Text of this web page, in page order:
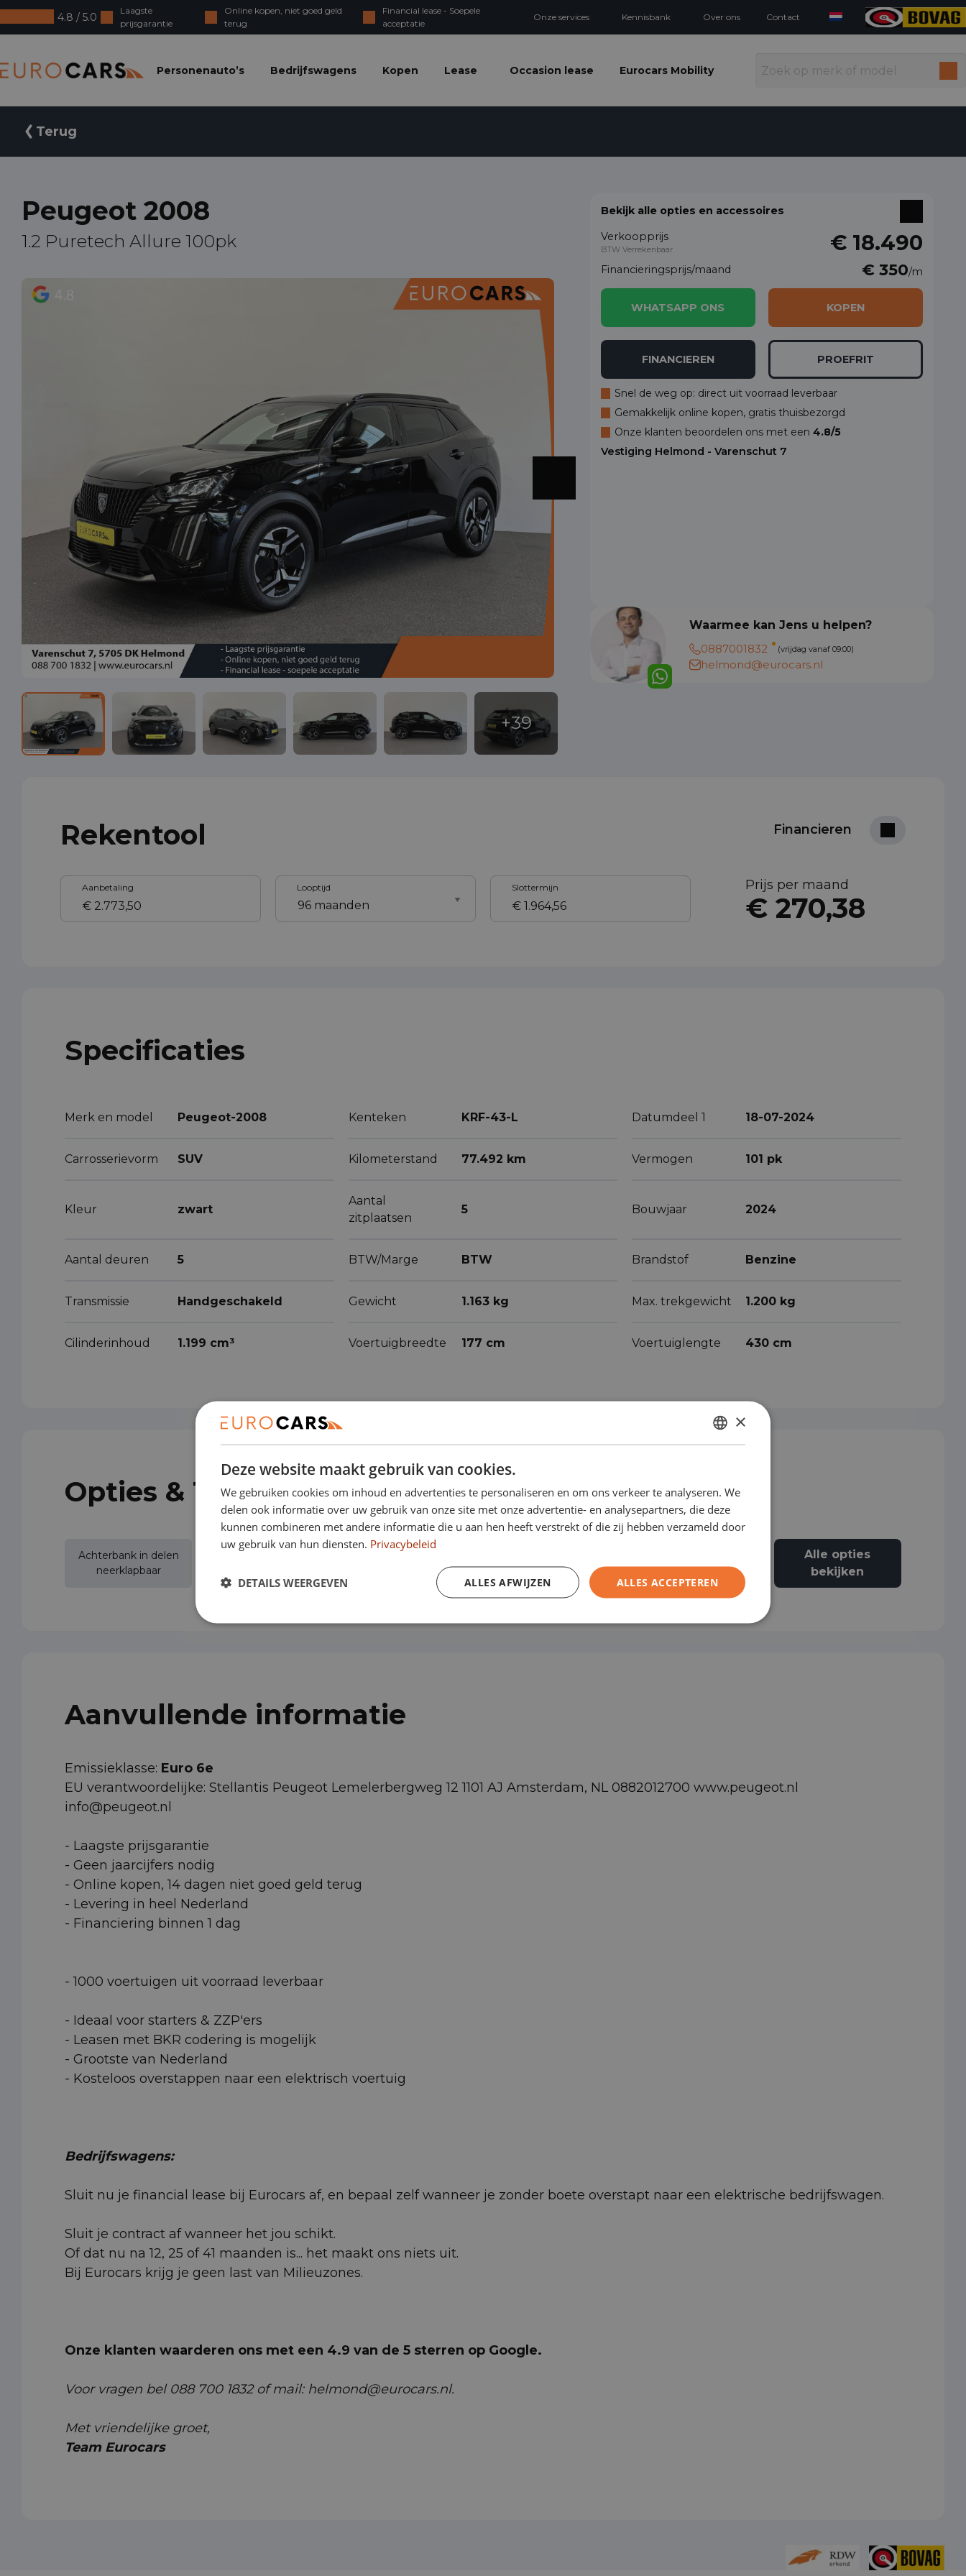
4.8 / 5.0
Laagste
prijsgarantie
Online kopen, niet goed geld
terug
Financial lease - Soepele
acceptatie
Onze services Kennisbank Over ons Contact
Personenauto’s
Bedrijfswagens Kopen Lease Occasion lease Eurocars Mobility
Terug
Peugeot 2008
1.2 Puretech Allure 100pk
Bekijk alle opties en accessoires
Verkoopprijs
BTW Verrekenbaar € 18.490
Financieringsprijs/maand € 350/m
WHATSAPP ONS KOPEN
FINANCIEREN PROEFRIT
Snel de weg op: direct uit voorraad leverbaar
Gemakkelijk online kopen, gratis thuisbezorgd
Onze klanten beoordelen ons met een 4.8/5
Vestiging Helmond - Varenschut 7
Waarmee kan Jens u helpen?
0887001832
(vrijdag vanaf 09:00)
helmond@eurocars.nl
Rekentool Financieren
Aanbetaling Looptijd Slottermijn Prijs per maand
€ 270,38
Specificaties
Merk en model Peugeot-2008 Kenteken KRF-43-L Datumdeel 1 18-07-2024
Carrosserievorm SUV Kilometerstand 77.492 km Vermogen 101 pk
Kleur zwart
Aantal
zitplaatsen
5 Bouwjaar 2024
Aantal deuren 5 BTW/Marge BTW Brandstof Benzine
Transmissie Handgeschakeld Gewicht 1.163 kg Max. trekgewicht 1.200 kg
Cilinderinhoud 1.199 cm³ Voertuigbreedte 177 cm Voertuiglengte 430 cm
Opties & Toebehoren (69)
Achterbank in delen
neerklapbaar
Actieve
rijstrookassistent
Alle opties
bekijken
Aanvullende informatie
Emissieklasse: Euro 6e
EU verantwoordelijke: Stellantis Peugeot Lemelerbergweg 12 1101 AJ Amsterdam, NL 0882012700 www.peugeot.nl
info@peugeot.nl
- Laagste prijsgarantie
- Geen jaarcijfers nodig
- Online kopen, 14 dagen niet goed geld terug
- Levering in heel Nederland
- Financiering binnen 1 dag
- 1000 voertuigen uit voorraad leverbaar
- Ideaal voor starters & ZZP'ers
- Leasen met BKR codering is mogelijk
- Grootste van Nederland
- Kosteloos overstappen naar een elektrisch voertuig
Bedrijfswagens:
Sluit nu je financial lease bij Eurocars af, en bepaal zelf wanneer je zonder boete overstapt naar een elektrische bedrijfswagen.
Sluit je contract af wanneer het jou schikt.
Of dat nu na 12, 25 of 41 maanden is... het maakt ons niets uit.
Bij Eurocars krijg je geen last van Milieuzones.
Onze klanten waarderen ons met een 4.9 van de 5 sterren op Google.
Voor vragen bel 088 700 1832 of mail: helmond@eurocars.nl.
Met vriendelijke groet,
Team Eurocars
DUTCH
GERMAN
×
Deze website maakt gebruik van cookies.
We gebruiken cookies om inhoud en advertenties te personaliseren en om ons verkeer te analyseren. We
delen ook informatie over uw gebruik van onze site met onze advertentie- en analysepartners, die deze
kunnen combineren met andere informatie die u aan hen heeft verstrekt of die zij hebben verzameld door
uw gebruik van hun diensten. Privacybeleid
ALLES ACCEPTEREN
ALLES AFWIJZEN
DETAILS WEERGEVEN